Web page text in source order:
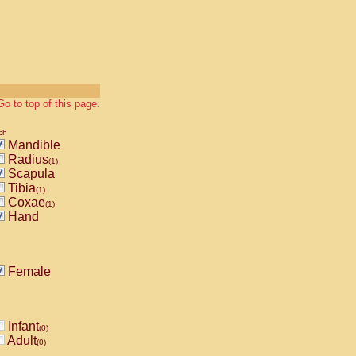
to top of this page.
Mandible
Radius(1)
Scapula
Tibia(1)
Coxae(1)
Hand
Female
Infant(0)
Adult(0)